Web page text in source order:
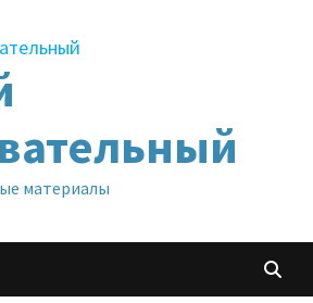
материалы